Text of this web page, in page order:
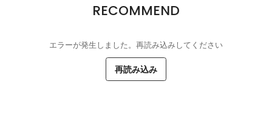
RECOMMEND
エラーが発生しました。再読み込みしてください
再読み込み